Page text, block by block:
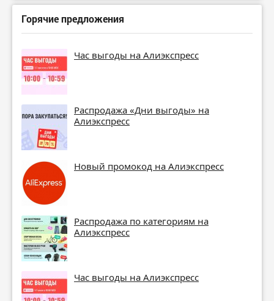
Горячие предложения
Час выгоды на Алиэкспресс
Распродажа «Дни выгоды» на
Алиэкспресс
Новый промокод на Алиэкспресс
Распродажа по категориям на
Алиэкспресс
Час выгоды на Алиэкспресс